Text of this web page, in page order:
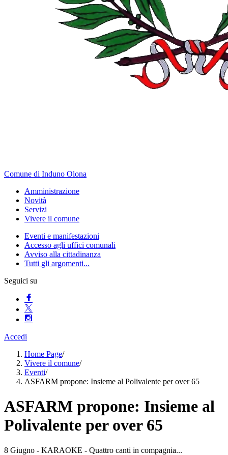
Comune di Induno Olona
Amministrazione
Novità
Servizi
Vivere il comune
Eventi e manifestazioni
Accesso agli uffici comunali
Avviso alla cittadinanza
Tutti gli argomenti...
Seguici su
Accedi
Home Page/
Vivere il comune/
Eventi/
ASFARM propone: Insieme al Polivalente per over 65
ASFARM propone: Insieme al
Polivalente per over 65
8 Giugno - KARAOKE - Quattro canti in compagnia...